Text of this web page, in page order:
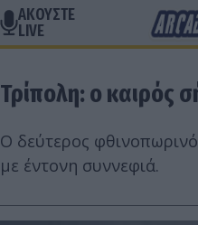
ΑΚΟΥΣΤΕ
LIVE
Τρίπολη: ο καιρός
Ο δεύτερος
με έντονη συννεφιά.